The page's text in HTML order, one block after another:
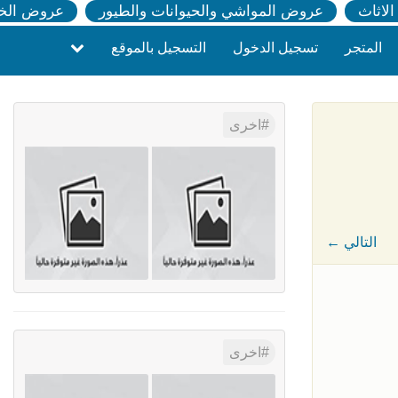
عروض المواشي والحيوانات والطيور عروض
المتجر تسجيل الدخول التسجيل بالموقع
← التالي
اخرى
اخرى